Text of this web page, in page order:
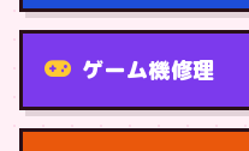
機種から
ゲーム機修理